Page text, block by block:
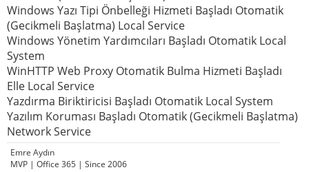
Windows Yazı Tipi Önbelleği Hizmeti Başladı Otomatik
(Gecikmeli Başlatma) Local Service
Windows Yönetim Yardımcıları Başladı Otomatik Local
System
WinHTTP Web Proxy Otomatik Bulma Hizmeti Başladı
Elle Local Service
Yazdırma Biriktiricisi Başladı Otomatik Local System
Yazılım Koruması Başladı Otomatik (Gecikmeli Başlatma)
Network Service
Emre Aydın
MVP | Office 365 | Since 2006